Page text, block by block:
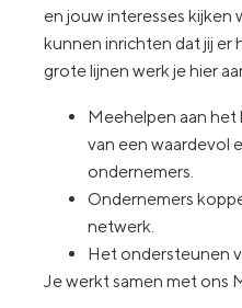
en jouw interesses kijken
kunnen inrichten dat jij er
grote lijnen werk je hier
Meehelpen aan
van een waardevol
ondernemers.
Ondernemers
netwerk.
Het ondersteunen
Je werkt samen met ons